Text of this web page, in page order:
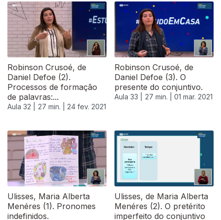
Robinson Crusoé, de
Daniel Defoe (2).
Processos de formação
de palavras:...
Aula 32 | 27 min. | 24 fev. 2021
Robinson Crusoé, de
Daniel Defoe (3). O
presente do conjuntivo.
Aula 33 | 27 min. | 01 mar. 2021
Ulisses, Maria Alberta
Menéres (1). Pronomes
indefinidos.
Ulisses, de Maria Alberta
Menéres (2). O pretérito
imperfeito do conjuntivo
529115